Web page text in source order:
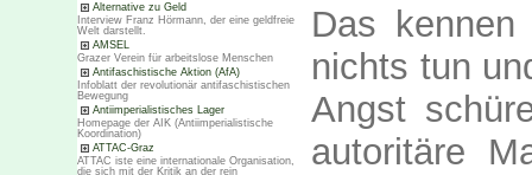
Alternative zu Geld
Interview Franz Hörmann, der eine geldfreie
Welt darstellt.
AMSEL
Grazer Verein für arbeitslose Menschen
Antifaschistische Aktion (AfA)
Infoblatt der revolutionär antifaschistischen
Bewegung
Antiimperialistisches Lager
Homepage der AIK (Antiimperialistische
Koordination)
ATTAC-Graz
ATTAC iste eine internationale Organisation,
die sich mit der Kritik an der rein
Das
nichts tun
Angst
autoritäre